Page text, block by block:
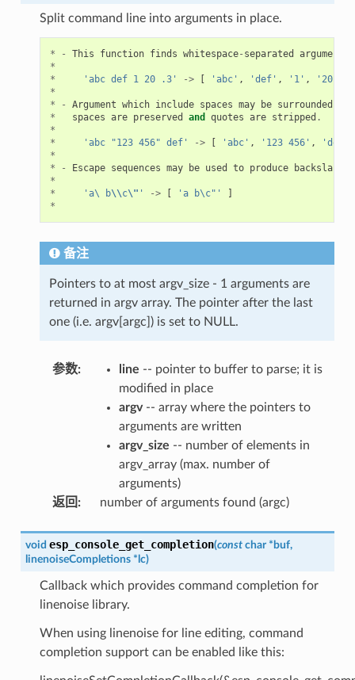
Split command line into arguments in place.
* - This function finds whitespace- separated arguments
*
*
'abc def 1 20 .3' -> [ 'abc' , 'def' , '1' , '20'
*
*
- Argument which include spaces may be surrounded
*
spaces are preserved and quotes are stripped .
*
*
'abc "123 456" def' -> [ 'abc' , '123 456' , 'def'
*
*
- Escape sequences may be used to produce backslash
*
*
'a\ b\\c\" ' -> [ 'a b\c"'
]
*
备注
Pointers to at most argv_size - 1 arguments are
returned in argv array. The pointer after the last
one (i.e. argv[argc]) is set to NULL.
参数: line -- pointer to buffer to parse; it is
modified in place
argv-- array where the pointers to
arguments are written
argv_size -- number of elements in
argv_array (max. number of
arguments)
返回 : number of arguments found (argc)
void esp_console_get_completion(const char * buf,
linenoiseCompletions * lc)
Callback which provides command completion for
linenoise library.
When using linenoise for line editing, command
completion support can be enabled like this: